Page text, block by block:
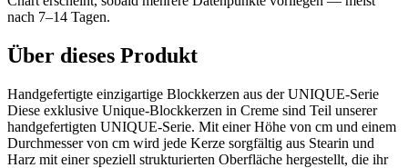
nach 7–14 Tagen.
Über dieses Produkt
Handgefertigte einzigartige Blockkerzen aus der UNIQUE-Serie
Diese exklusive Unique-Blockkerzen in Creme sind Teil unserer
handgefertigten UNIQUE-Serie. Mit einer Höhe von cm und einem
Durchmesser von cm wird jede Kerze sorgfältig aus Stearin und
Harz mit einer speziell strukturierten Oberfläche hergestellt, die ihr